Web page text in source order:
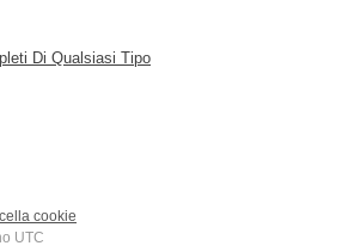
Di Qualsiasi Tipo
cookie
UTC